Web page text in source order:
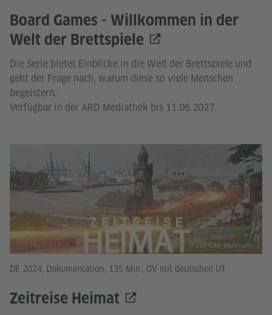
Board Games - Willkommen in der
Welt der Brettspiele
Die Serie bietet Einblicke in die Welt der Brettspiele und
geht der Frage nach, warum diese so viele Menschen
begeistern.
Verfügbar in der ARD Mediathek bis 11.06.2027.
DE 2024, Dokumentation, 135 Min., OV mit deutschen UT
Zeitreise Heimat
© ZDF/Eike Wichmann